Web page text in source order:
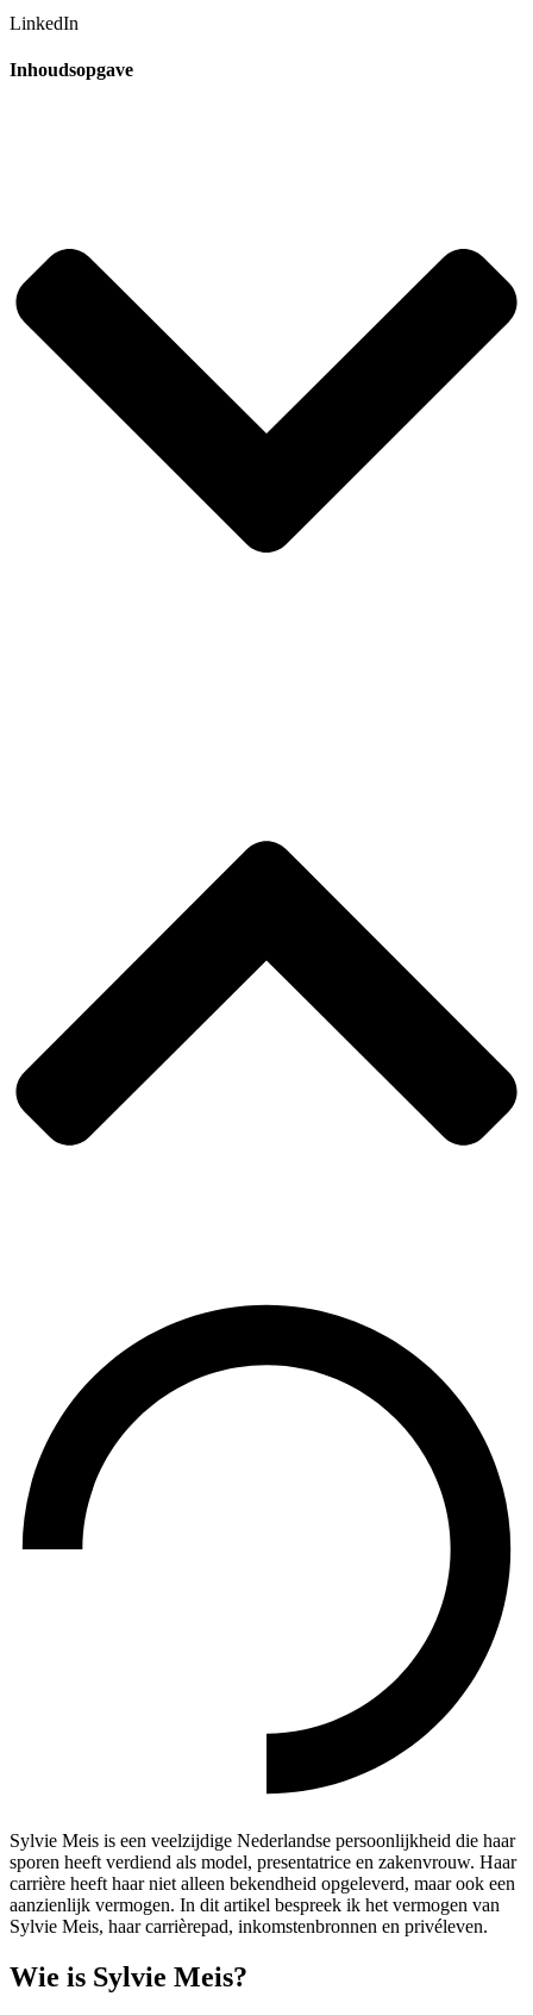
LinkedIn
Inhoudsopgave
Sylvie Meis is een veelzijdige Nederlandse persoonlijkheid die haar
sporen heeft verdiend als model, presentatrice en zakenvrouw. Haar
carrière heeft haar niet alleen bekendheid opgeleverd, maar ook een
aanzienlijk vermogen. In dit artikel bespreek ik het vermogen van
Sylvie Meis, haar carrièrepad, inkomstenbronnen en privéleven.
Wie is Sylvie Meis?